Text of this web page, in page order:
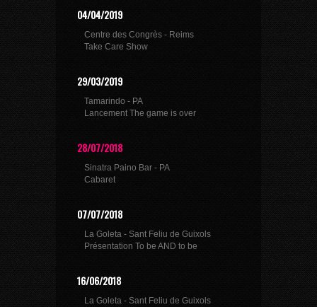
04/04/2019
Centre des Congrès - Reims
Take Care Show
29/03/2019
Tamarindo - PA
Lancement The game is over
28/07/2018
Sinatra Paino Bar - PA
Cabaret
07/07/2018
La Goleta - Sant Feliu de Guixols
Présentation To be AND to be
16/06/2018
La Goleta - Sant Feliu de Guixols